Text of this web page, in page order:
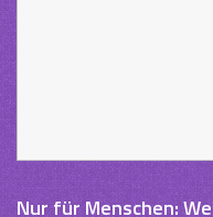
Nur für Menschen: